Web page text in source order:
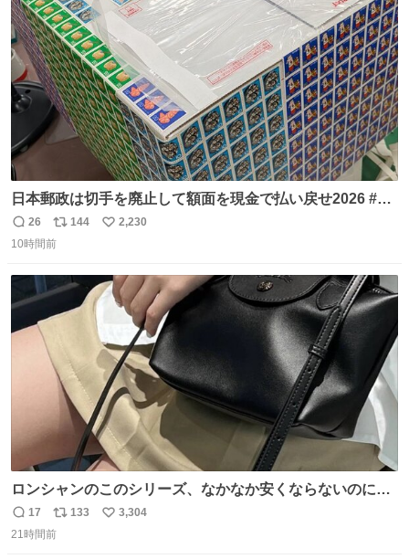
日本郵政は切手を廃止して額面を現金で払い戻せ2026 #日
本郵政 @JapanPostHD_PR
返
信
26
リ
ポ
ト
144
い
数
2,230
10時間前
ロンシャンのこのシリーズ、なかなか安くならないのにセ
ール価格になってる🖤✨レザーなのが反則級にかわいい。
持ってるだけでコーデが格上げされる。
返
信
17
リ
ポ
133
い
3,304
21時間前